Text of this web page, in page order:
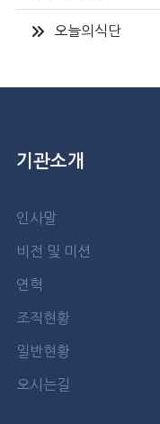
오늘의식단
기관소개
인사말
비전 및 미션
연혁
조직현황
일반현황
오시는길